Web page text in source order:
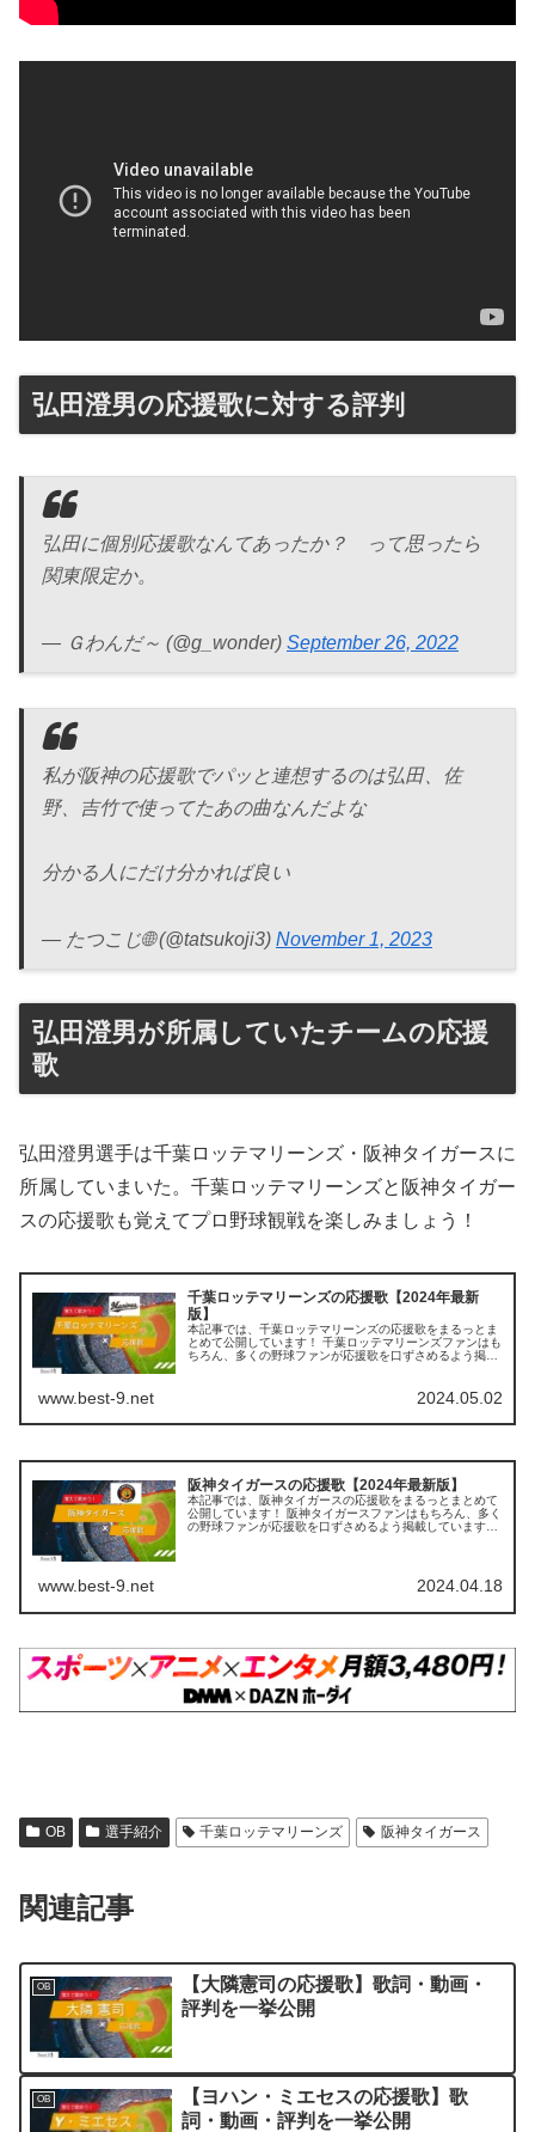
弘田澄男の応援歌に対する評判
弘田に個別応援歌なんてあったか？ って思ったら
関東限定か。
— Ｇわんだ～ (@g_wonder) September 26, 2022
私が阪神の応援歌でパッと連想するのは弘田、佐
野、吉竹で使ってたあの曲なんだよな
分かる人にだけ分かれば良い
— たつこじ🌐 (@tatsukoji3) November 1, 2023
弘田澄男が所属していたチームの応援
歌
弘田澄男選手は千葉ロッテマリーンズ・阪神タイガースに
所属していまいた。千葉ロッテマリーンズと阪神タイガー
スの応援歌も覚えてプロ野球観戦を楽しみましょう！
千葉ロッテマリーンズの応援歌【2024年最新
版】
本記事では、千葉ロッテマリーンズの応援歌をまるっとま
とめて公開しています！ 千葉ロッテマリーンズファンはも
ちろん、多くの野球ファンが応援歌を口ずさめるよう掲載
www.best-9.net 2024.05.02
阪神タイガースの応援歌【2024年最新版】
本記事では、阪神タイガースの応援歌をまるっとまとめて
公開しています！ 阪神タイガースファンはもちろん、多く
の野球ファンが応援歌を口ずさめるよう掲載していますの
www.best-9.net 2024.04.18
OB 選手紹介 千葉ロッテマリーンズ 阪神タイガース
関連記事
OB
【大隣憲司の応援歌】歌詞・動画・
評判を一挙公開
OB
【ヨハン・ミエセスの応援歌】歌
詞・動画・評判を一挙公開